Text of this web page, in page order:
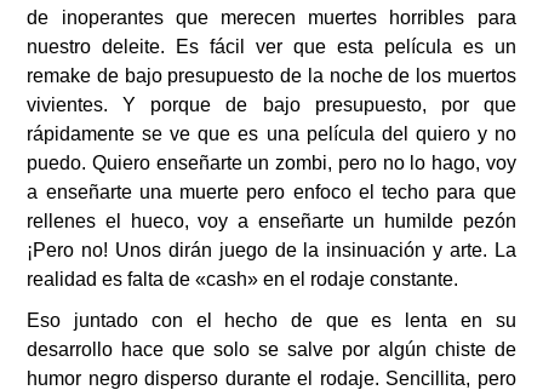
de inoperantes que merecen muertes horribles para
nuestro deleite. Es fácil ver que esta película es un
remake de bajo presupuesto de la noche de los muertos
vivientes. Y porque de bajo presupuesto, por que
rápidamente se ve que es una película del quiero y no
puedo. Quiero enseñarte un zombi, pero no lo hago, voy
a enseñarte una muerte pero enfoco el techo para que
rellenes el hueco, voy a enseñarte un humilde pezón
¡Pero no! Unos dirán juego de la insinuación y arte. La
realidad es falta de «cash» en el rodaje constante.
Eso juntado con el hecho de que es lenta en su
desarrollo hace que solo se salve por algún chiste de
humor negro disperso durante el rodaje. Sencillita, pero